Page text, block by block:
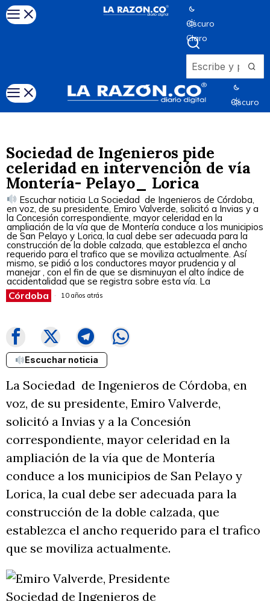
Oscuro
Claro
Oscuro
Sociedad de Ingenieros pide
celeridad en intervención de vía
Montería- Pelayo_ Lorica
Escuchar noticia La Sociedad de Ingenieros de Córdoba,
en voz, de su presidente, Emiro Valverde, solicitó a Invias y a
la Concesión correspondiente, mayor celeridad en la
ampliación de la vía que de Montería conduce a los municipios
de San Pelayo y Lorica, la cual debe ser adecuada para la
construcción de la doble calzada, que establezca el ancho
requerido para el trafico que se moviliza actualmente. Así
mismo, se pidió a los conductores mayor prudencia y al
manejar , con el fin de que se disminuyan el alto índice de
accidentalidad que se registra sobre esta vía. La
Córdoba 10 años atrás
Escuchar noticia
La Sociedad de Ingenieros de Córdoba, en
voz, de su presidente, Emiro Valverde,
solicitó a Invias y a la Concesión
correspondiente, mayor celeridad en la
ampliación de la vía que de Montería
conduce a los municipios de San Pelayo y
Lorica, la cual debe ser adecuada para la
construcción de la doble calzada, que
establezca el ancho requerido para el trafico
que se moviliza actualmente.